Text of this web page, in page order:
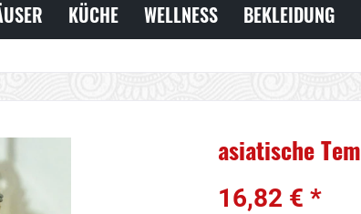
KÜCHE WELLNESS BEKLEIDUNG
asiatische
16,82 € *